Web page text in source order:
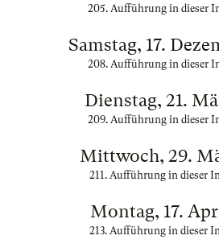
205. Aufführung in dieser
Samstag, 17.
208. Aufführung in dieser
Dienstag, 21.
209. Aufführung in dieser
Mittwoch, 29.
211. Aufführung in dieser
Montag, 17.
213. Aufführung in dieser